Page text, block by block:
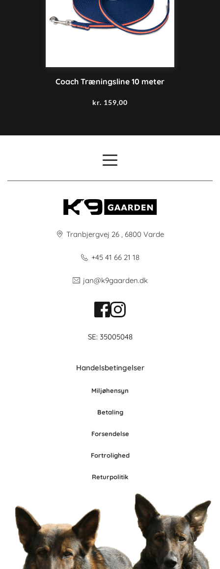
Coach Træningsline 10 meter
kr. 159,00
Tranbjergvej 26 , 6800 Varde
+45 41 66 21 18
jan@k9gaarden.dk
SE: 35005048
Handelsbetingelser
Miljøhensyn
Betaling
Forsendelse
Fortrolighed
Returpolitik